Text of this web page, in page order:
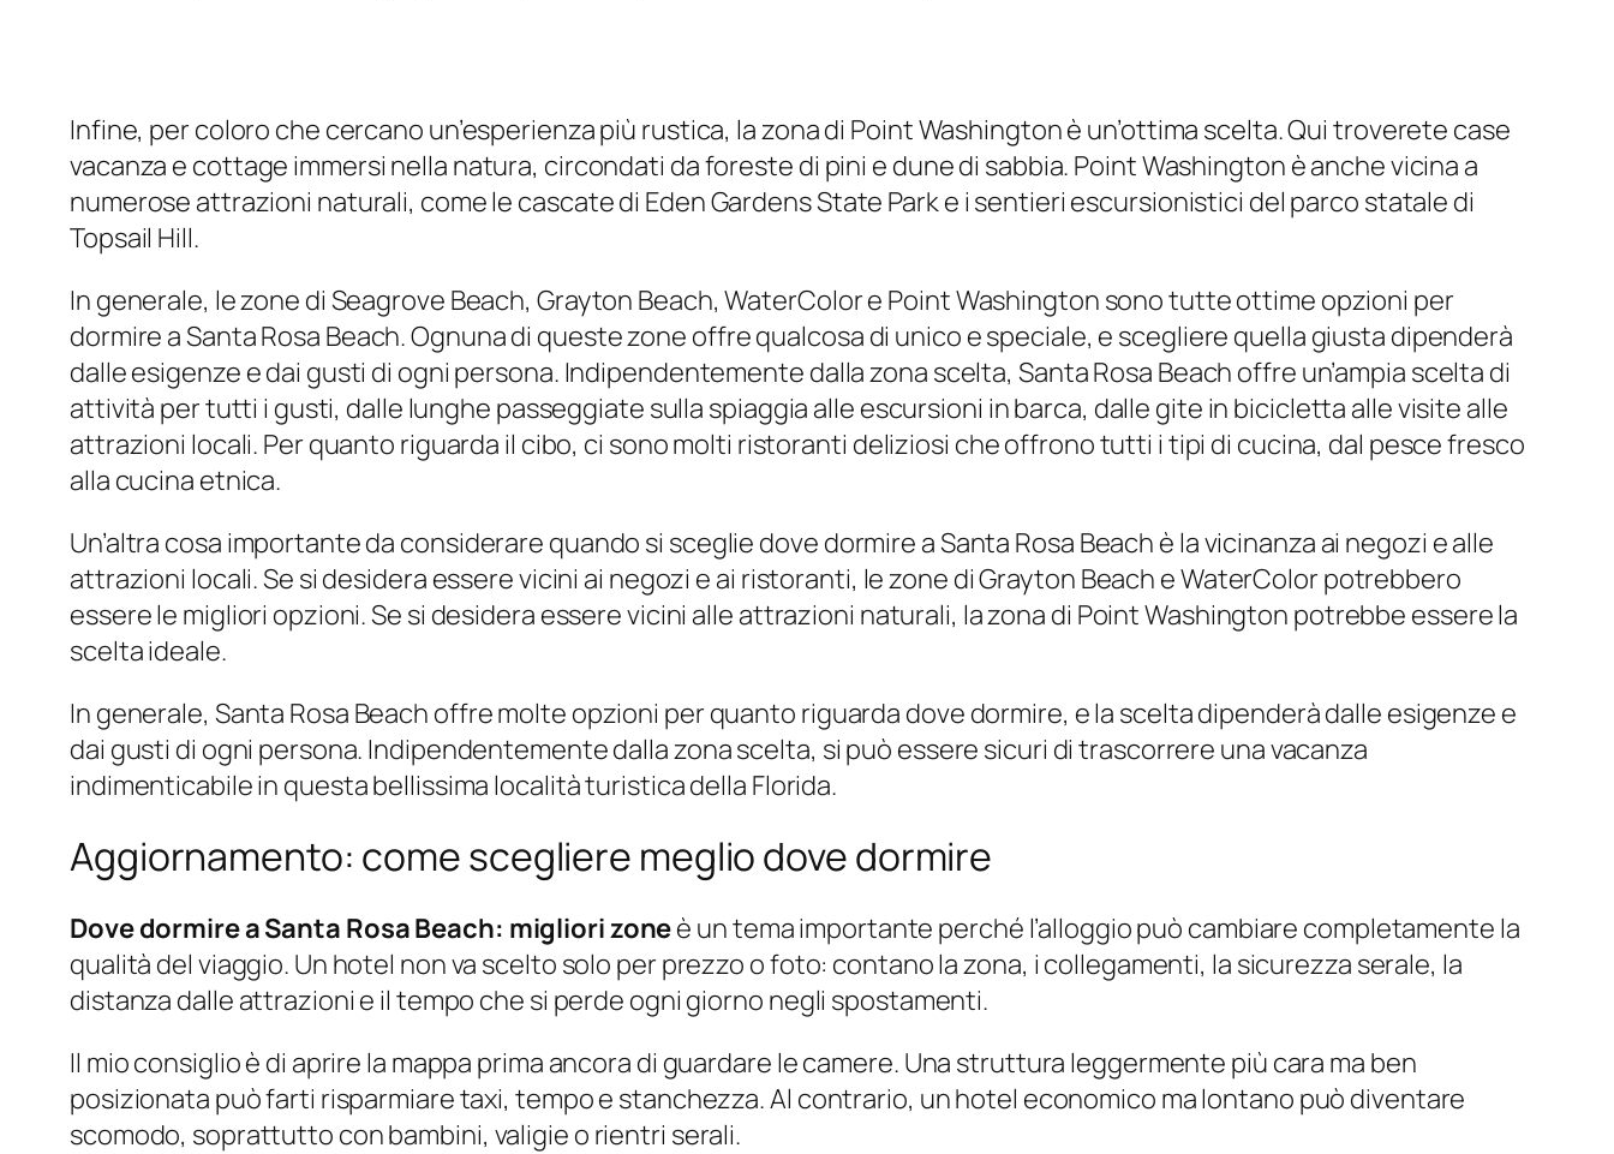
Infine, per coloro che cercano un’esperienza più rustica, la zona di Point Washington è un’ottima scelta. Qui troverete case
vacanza e cottage immersi nella natura, circondati da foreste di pini e dune di sabbia. Point Washington è anche vicina a
numerose attrazioni naturali, come le cascate di Eden Gardens State Park e i sentieri escursionistici del parco statale di
Topsail Hill.
In generale, le zone di Seagrove Beach, Grayton Beach, WaterColor e Point Washington sono tutte ottime opzioni per
dormire a Santa Rosa Beach. Ognuna di queste zone offre qualcosa di unico e speciale, e scegliere quella giusta dipenderà
dalle esigenze e dai gusti di ogni persona. Indipendentemente dalla zona scelta, Santa Rosa Beach offre un’ampia scelta di
attività per tutti i gusti, dalle lunghe passeggiate sulla spiaggia alle escursioni in barca, dalle gite in bicicletta alle visite alle
attrazioni locali. Per quanto riguarda il cibo, ci sono molti ristoranti deliziosi che offrono tutti i tipi di cucina, dal pesce fresco
alla cucina etnica.
Un’altra cosa importante da considerare quando si sceglie dove dormire a Santa Rosa Beach è la vicinanza ai negozi e alle
attrazioni locali. Se si desidera essere vicini ai negozi e ai ristoranti, le zone di Grayton Beach e WaterColor potrebbero
essere le migliori opzioni. Se si desidera essere vicini alle attrazioni naturali, la zona di Point Washington potrebbe essere la
scelta ideale.
In generale, Santa Rosa Beach offre molte opzioni per quanto riguarda dove dormire, e la scelta dipenderà dalle esigenze e
dai gusti di ogni persona. Indipendentemente dalla zona scelta, si può essere sicuri di trascorrere una vacanza
indimenticabile in questa bellissima località turistica della Florida.
Aggiornamento: come scegliere meglio dove dormire
Dove dormire a Santa Rosa Beach: migliori zoneè un tema importante perché l’alloggio può cambiare completamente la
qualità del viaggio. Un hotel non va scelto solo per prezzo o foto: contano la zona, i collegamenti, la sicurezza serale, la
distanza dalle attrazioni e il tempo che si perde ogni giorno negli spostamenti.
Il mio consiglio è di aprire la mappa prima ancora di guardare le camere. Una struttura leggermente più cara ma ben
posizionata può farti risparmiare taxi, tempo e stanchezza. Al contrario, un hotel economico ma lontano può diventare
scomodo, soprattutto con bambini, valigie o rientri serali.